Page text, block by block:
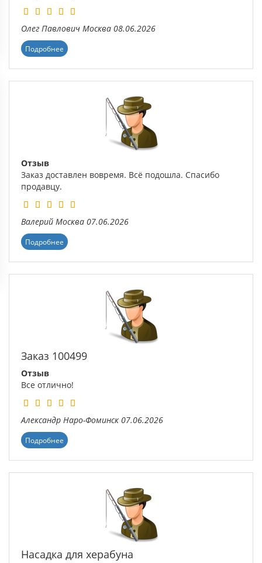
Олег Павлович Москва 08.06.2026
Подробнее
Отзыв
Заказ доставлен вовремя. Всё подошла. Спасибо
продавцу.
Валерий Москва 07.06.2026
Подробнее
Заказ 100499
Отзыв
Все отлично!
Александр Наро-Фоминск 07.06.2026
Подробнее
Насадка для херабуна